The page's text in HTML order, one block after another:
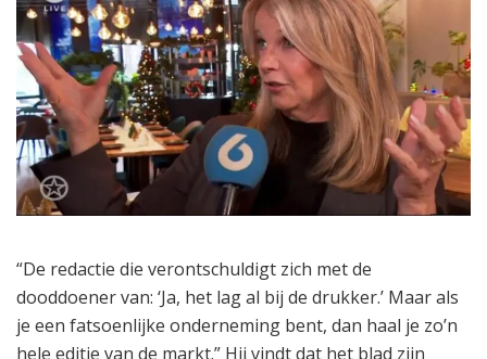
“De redactie die verontschuldigt zich met de
dooddoener van: ‘Ja, het lag al bij de drukker.’ Maar als
je een fatsoenlijke onderneming bent, dan haal je zo’n
hele editie van de markt.” Hij vindt dat het blad zijn